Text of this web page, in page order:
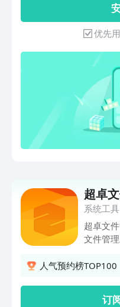
文件，
理】可
情侣照
你有意
便简单
辑，查
用担心
针对手
查看各
包】针
看、改
zip、
未知类
理】支
况，可
便于您
进行新建
优先
超卓
系统工具
超卓文
文件管
典的常
人气预约榜TOP100
订